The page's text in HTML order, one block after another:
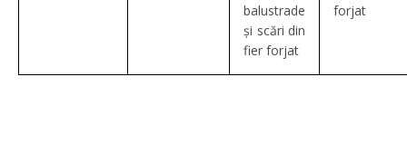
balustrade
și scări din
fier forjat
forjat